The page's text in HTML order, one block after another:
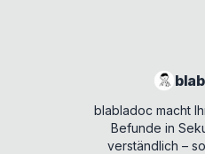
blabladoc macht
Befunde in
verständlich –